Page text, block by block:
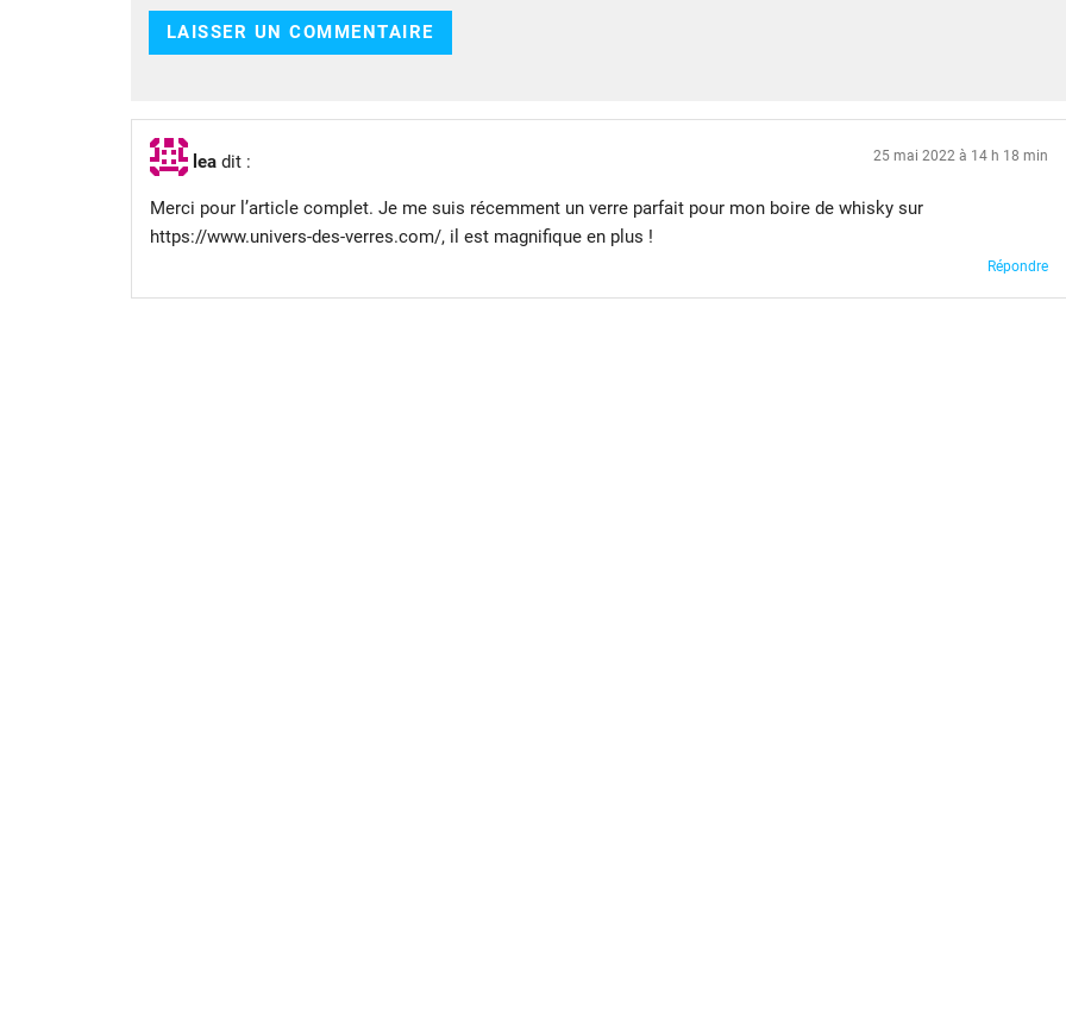
lea dit : 25 mai 2022 à 14 h 18 min
Merci pour l’article complet. Je me suis récemment un verre parfait pour mon boire de whisky sur
https://www.univers-des-verres.com/, il est magnifique en plus !
Répondre